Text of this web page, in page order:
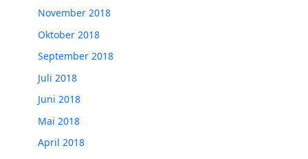
November 2018
Oktober 2018
September 2018
Juli 2018
Juni 2018
Mai 2018
April 2018